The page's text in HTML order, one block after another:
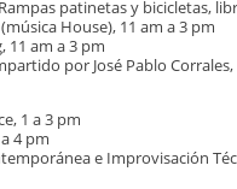
patinetas y bicicletas,
House), 11 am a 3 pm
11 am a 3 pm
por José Pablo
1 a 3 pm
4 pm
e Improvisación